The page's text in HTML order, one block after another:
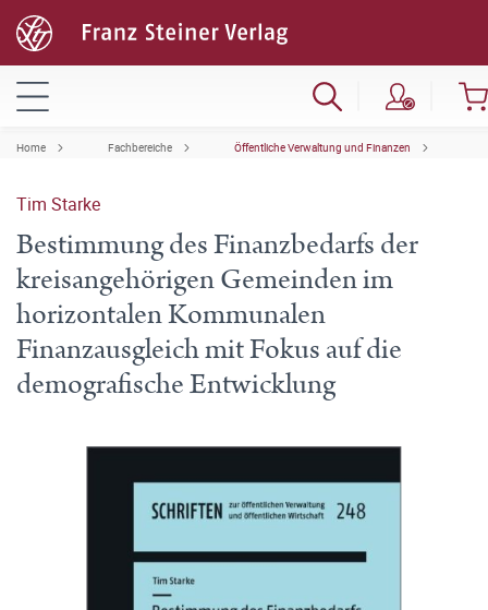
Home Fachbereiche Öffentliche Verwaltung und Finanzen
Tim Starke
Bestimmung des Finanzbedarfs der
kreisangehörigen Gemeinden im
horizontalen Kommunalen
Finanzausgleich mit Fokus auf die
demografische Entwicklung